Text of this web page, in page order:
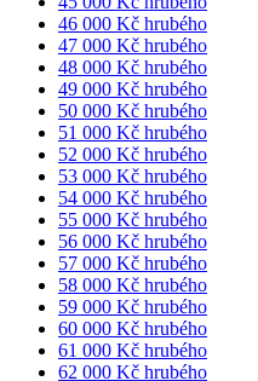
46 000 Kč hrubého
47 000 Kč hrubého
48 000 Kč hrubého
49 000 Kč hrubého
50 000 Kč hrubého
51 000 Kč hrubého
52 000 Kč hrubého
53 000 Kč hrubého
54 000 Kč hrubého
55 000 Kč hrubého
56 000 Kč hrubého
57 000 Kč hrubého
58 000 Kč hrubého
59 000 Kč hrubého
60 000 Kč hrubého
61 000 Kč hrubého
62 000 Kč hrubého